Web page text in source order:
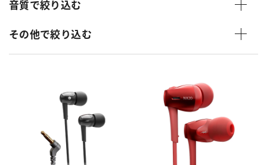
音質で絞り込む
その他で絞り込む